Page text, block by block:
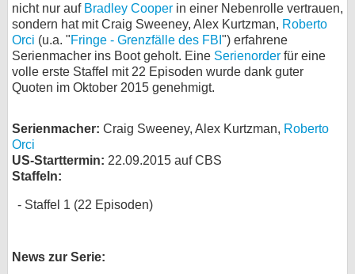
nicht nur auf Bradley Cooper in einer Nebenrolle vertrauen,
sondern hat mit Craig Sweeney, Alex Kurtzman, Roberto
Orci (u.a. "Fringe - Grenzfälle des FBI ") erfahrene
Serienmacher ins Boot geholt. Eine Serienorder für eine
volle erste Staffel mit 22 Episoden wurde dank guter
Quoten im Oktober 2015 genehmigt.
Serienmacher: Craig Sweeney, Alex Kurtzman, Roberto
Orci
US-Starttermin: 22.09.2015 auf CBS
Staffeln:
Staffel 1 (22 Episoden)
News zur Serie:
Forum
bei X
bei Facebook
Kontakt
Nutzungsbedingungen